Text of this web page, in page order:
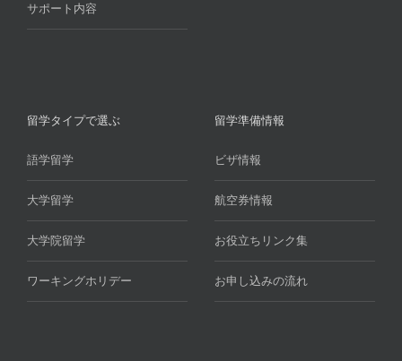
サポート内容
留学タイプで選ぶ
語学留学
大学留学
大学院留学
ワーキングホリデー
留学準備情報
ビザ情報
航空券情報
お役立ちリンク集
お申し込みの流れ